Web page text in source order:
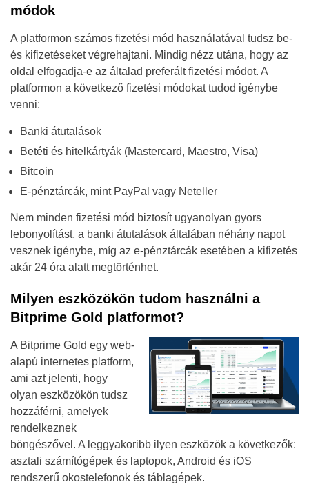
módok
A platformon számos fizetési mód használatával tudsz be-
és kifizetéseket végrehajtani. Mindig nézz utána, hogy az
oldal elfogadja-e az általad preferált fizetési módot. A
platformon a következő fizetési módokat tudod igénybe
venni:
Banki átutalások
Betéti és hitelkártyák (Mastercard, Maestro, Visa)
Bitcoin
E-pénztárcák, mint PayPal vagy Neteller
Nem minden fizetési mód biztosít ugyanolyan gyors
lebonyolítást, a banki átutalások általában néhány napot
vesznek igénybe, míg az e-pénztárcák esetében a kifizetés
akár 24 óra alatt megtörténhet.
Milyen eszközökön tudom használni a
Bitprime Gold platformot?
A Bitprime Gold egy web-
alapú internetes platform,
ami azt jelenti, hogy
olyan eszközökön tudsz
hozzáférni, amelyek
rendelkeznek
böngészővel. A leggyakoribb ilyen eszközök a következők:
asztali számítógépek és laptopok, Android és iOS
rendszerű okostelefonok és táblagépek.